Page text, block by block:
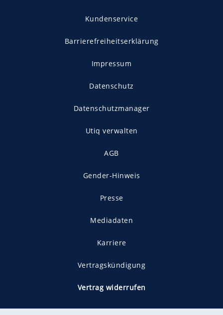
Kundenservice
Barrierefreiheitserklärung
Impressum
Datenschutz
Datenschutzmanager
Utiq verwalten
AGB
Gender-Hinweis
Presse
Mediadaten
Karriere
Vertragskündigung
Vertrag widerrufen